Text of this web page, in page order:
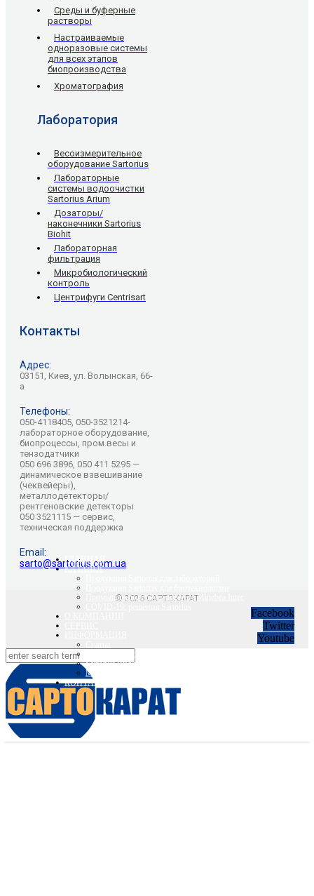
Среды и буферные
растворы
Настраиваемые
одноразовые системы
для всех этапов
биопроизводства
Хроматография
Лаборатория
Весоизмерительное
оборудование Sartorius
Лабораторные
системы водоочистки
Sartorius Arium
Дозаторы/
наконечники Sartorius
Biohit
Лабораторная
фильтрация
Микробиологический
контроль
Центрифуги Centrisart
Контакты
Адрес:
03151, Киев, ул. Волынская, 66-
а
Телефоны:
050-4118405, 050-3521214-
лабораторное оборудование,
биопроцессы, пром.весы и
тензодатчики
050 696 3896, 050 411 5295 —
динамическое взвешивание
(чеквейеры),
металлодетекторы/
рентгеновские детекторы
050 3521115 — сервис,
техническая поддержка
Email:
sarto@sartorius.com.ua
© 2026 САРТОКАРАТ
Facebook
Twitter
Youtube
ГЛАВНАЯ
КАТАЛОГ
Промышленное оборудование Minebea Intec
Вебинары Sartorius и Minebea Intec
Sartorius Видео
Minebea Intec Видео
КОНТАКТЫ